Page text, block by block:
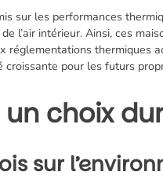
sur les performances
l’air intérieur. Ainsi, ces
réglementations thermiques
croissante pour les futurs
choix
sur